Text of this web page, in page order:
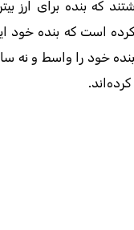
که بنده برای ارز
است که بنده خود
خود را واسط و نه